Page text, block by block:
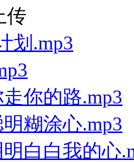
传
划.mp3
你的路.mp3
糊涂心.mp3
白白我的心